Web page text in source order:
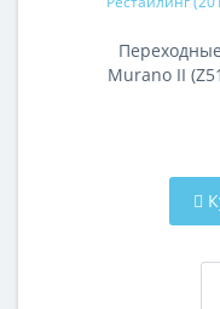
Murano II